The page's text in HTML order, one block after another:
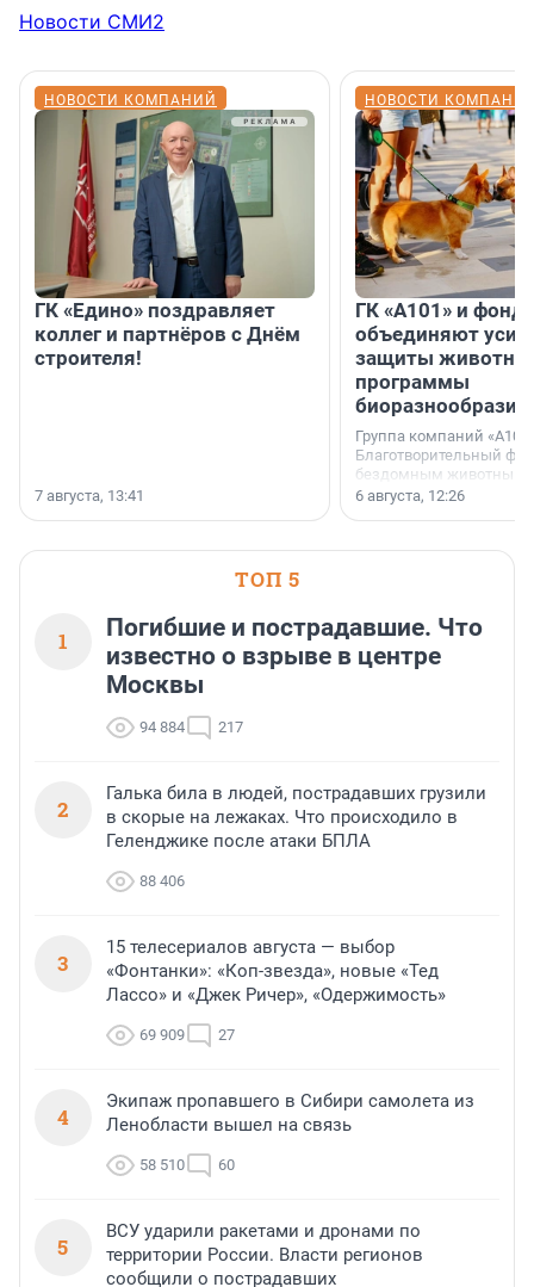
Новости СМИ2
НОВОСТИ КОМПАНИЙ
ГК «Едино» поздравляет
коллег и партнёров с Днём
строителя!
7 августа, 13:41
НОВОСТИ
ГК «А101» и фонд
объединяют
защиты
программы
биоразнообразия
Группа компаний
Благотворительный
бездомным животным
заключили соглашение
6 августа, 12:26
ТОП 5
1
Погибшие и пострадавшие. Что
известно о взрыве в центре
Москвы
94 884 217
2
Галька била в людей, пострадавших грузили
в скорые на лежаках. Что происходило в
Геленджике после атаки БПЛА
88 406
3
15 телесериалов августа — выбор
«Фонтанки»: «Коп-звезда», новые «Тед
Лассо» и «Джек Ричер», «Одержимость»
69 909 27
4
Экипаж пропавшего в Сибири самолета из
Ленобласти вышел на связь
58 510 60
5
ВСУ ударили ракетами и дронами по
территории России. Власти регионов
сообщили о пострадавших